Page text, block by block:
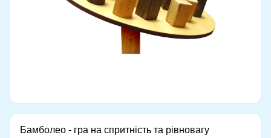
Бамболео - гра на спритність та рівновагу